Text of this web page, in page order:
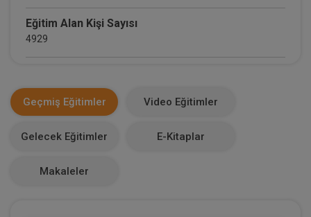
Eğitim Alan Kişi Sayısı
4929
0
0
Geçmiş Eğitimler Video Eğitimler
Gelecek Eğitimler E-Kitaplar
Makaleler